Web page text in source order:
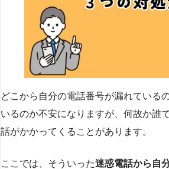
どこから自分の電話番号が漏れている
いるのか不安になりますが、何故か誰
話がかかってくることがあります。
ここでは、そういった迷惑電話から自